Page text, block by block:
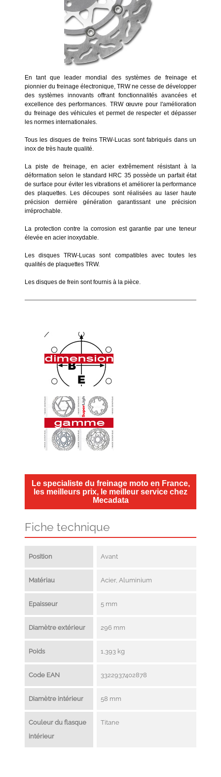
En tant que leader mondial des systèmes de freinage et
pionnier du freinage électronique, TRW ne cesse de développer
des systèmes innovants offrant fonctionnalités avancées et
excellence des performances. TRW œuvre pour l'amélioration
du freinage des véhicules et permet de respecter et dépasser
les normes internationales.
Tous les disques de freins TRW-Lucas sont fabriqués dans un
inox de très haute qualité.
La piste de freinage, en acier extrêmement résistant à la
déformation selon le standard HRC 35 possède un parfait état
de surface pour éviter les vibrations et améliorer la performance
des plaquettes. Les découpes sont réalisées au laser haute
précision dernière génération garantissant une précision
irréprochable.
La protection contre la corrosion est garantie par une teneur
élevée en acier inoxydable.
Les disques TRW-Lucas sont compatibles avec toutes les
qualités de plaquettes TRW.
Les disques de frein sont fournis à la pièce.
Le specialiste du freinage moto en France,
les meilleurs prix, le meilleur service chez
Mecadata
Fiche technique
Position Avant
Matériau Acier, Aluminium
Epaisseur 5 mm
Diamètre extérieur 296 mm
Poids 1,393 kg
Code EAN 3322937402878
Diamètre intérieur 58 mm
Couleur du flasque
intérieur
Titane